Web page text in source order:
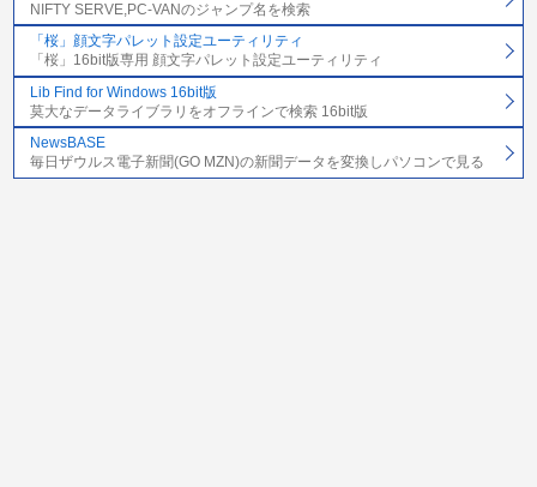
NIFTY SERVE,PC-VANのジャンプ名を検索
「桜」顔文字パレット設定ユーティリティ
「桜」16bit版専用 顔文字パレット設定ユーティリティ
Lib Find for Windows 16bit版
莫大なデータライブラリをオフラインで検索 16bit版
NewsBASE
毎日ザウルス電子新聞(GO MZN)の新聞データを変換しパソコンで見る